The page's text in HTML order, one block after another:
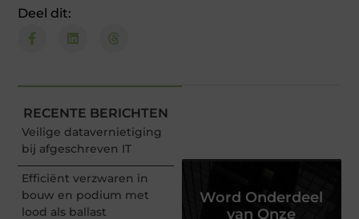
Deel dit:
RECENTE BERICHTEN
Veilige datavernietiging
bij afgeschreven IT
Efficiënt verzwaren in
bouw en podium met
lood als ballast
Word Onderdeel
van Onze